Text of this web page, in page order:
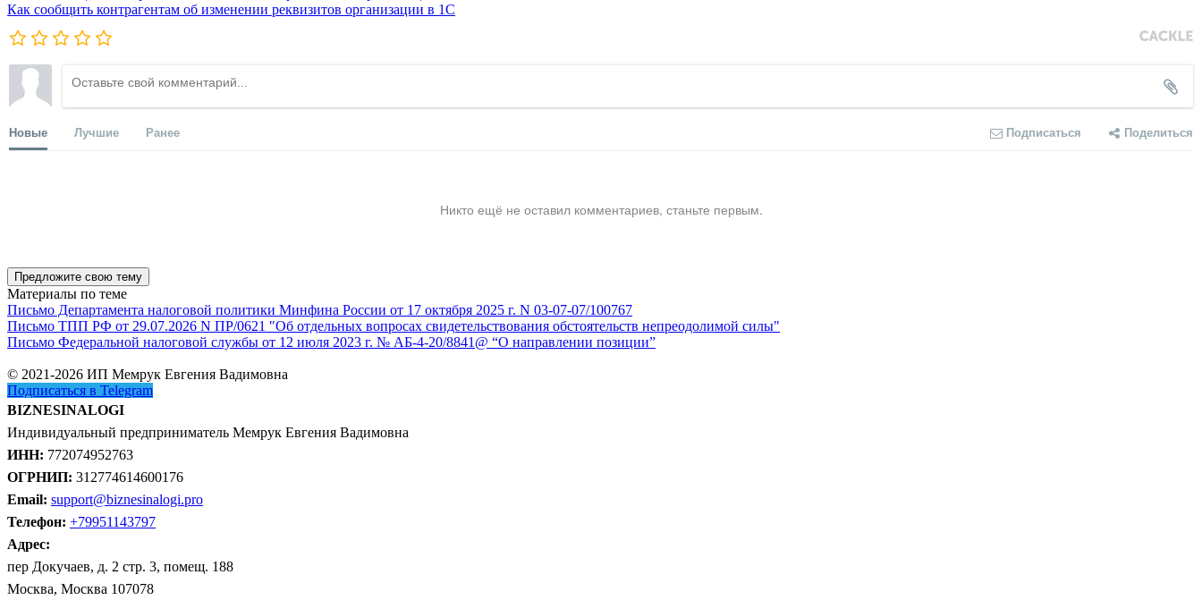
Как сообщить контрагентам об изменении реквизитов организации в 1C
Новые Лучшие Ранее Подписаться Поделиться
Никто ещё не оставил комментариев, станьте первым.
Предложите свою тему
Материалы по теме
Письмо Департамента налоговой политики Минфина России от 17 октября 2025 г. N 03-07-07/100767
Письмо ТПП РФ от 29.07.2026 N ПР/0621 "Об отдельных вопросах свидетельствования обстоятельств непреодолимой силы"
Письмо Федеральной налоговой службы от 12 июля 2023 г. № АБ-4-20/8841@ “О направлении позиции”
© 2021-2026 ИП Мемрук Евгения Вадимовна
Подписаться в Telegram
BIZNESINALOGI
Индивидуальный предприниматель Мемрук Евгения Вадимовна
ИНН: 772074952763
ОГРНИП: 312774614600176
Email: support@biznesinalogi.pro
Телефон: +79951143797
Адрес:
пер Докучаев, д. 2 стр. 3, помещ. 188
Москва, Москва 107078